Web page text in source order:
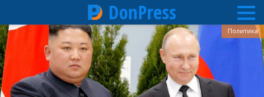
Перейти
к
основному
содержанию
DonPress
Политика